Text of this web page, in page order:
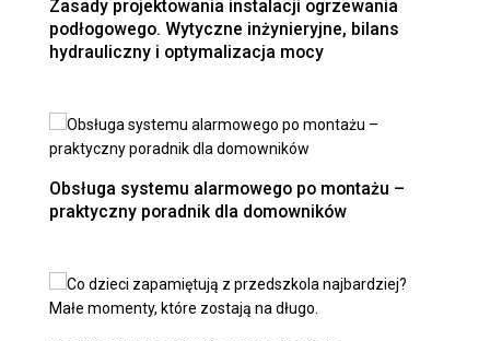
Zasady projektowania instalacji ogrzewania
podłogowego. Wytyczne inżynieryjne, bilans
hydrauliczny i optymalizacja mocy
Obsługa systemu alarmowego po montażu –
praktyczny poradnik dla domowników